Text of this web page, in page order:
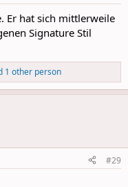
Er hat sich mittlerweile
Signature Stil
1 other person
#29